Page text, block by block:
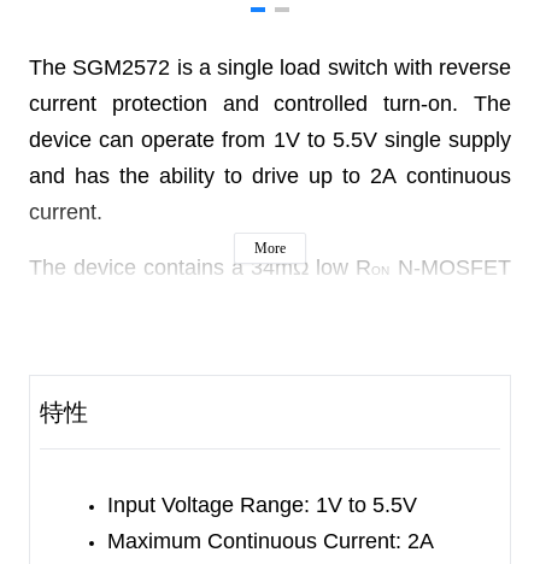
The SGM2572 is a single load switch with reverse
current protection and controlled turn-on. The
device can operate from 1V to 5.5V single supply
and has the ability to drive up to 2A continuous
current.
The device contains a 34mΩ low RON
N-MOSFET
limited, battery powered applications.
The rise time is used to avoid inrush current. The
SGM2572 offers the quick output discharge
More
特性
Input Voltage Range: 1V to 5.5V
Maximum Continuous Current: 2A